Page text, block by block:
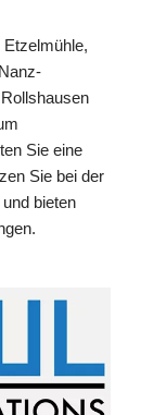
Sie eine
Sie bei der
bieten